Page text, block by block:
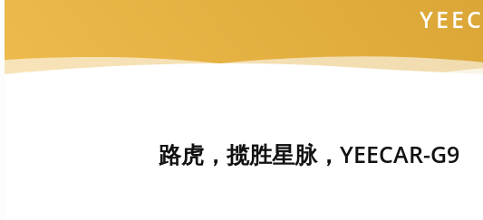
路虎，揽胜星脉，YEECAR-G9